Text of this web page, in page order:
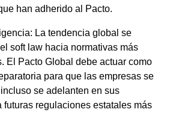
han adherido al Pacto.
La tendencia global se
soft law hacia normativas más
El Pacto Global debe actuar como
para que las empresas se
se adelanten en sus
futuras regulaciones estatales más